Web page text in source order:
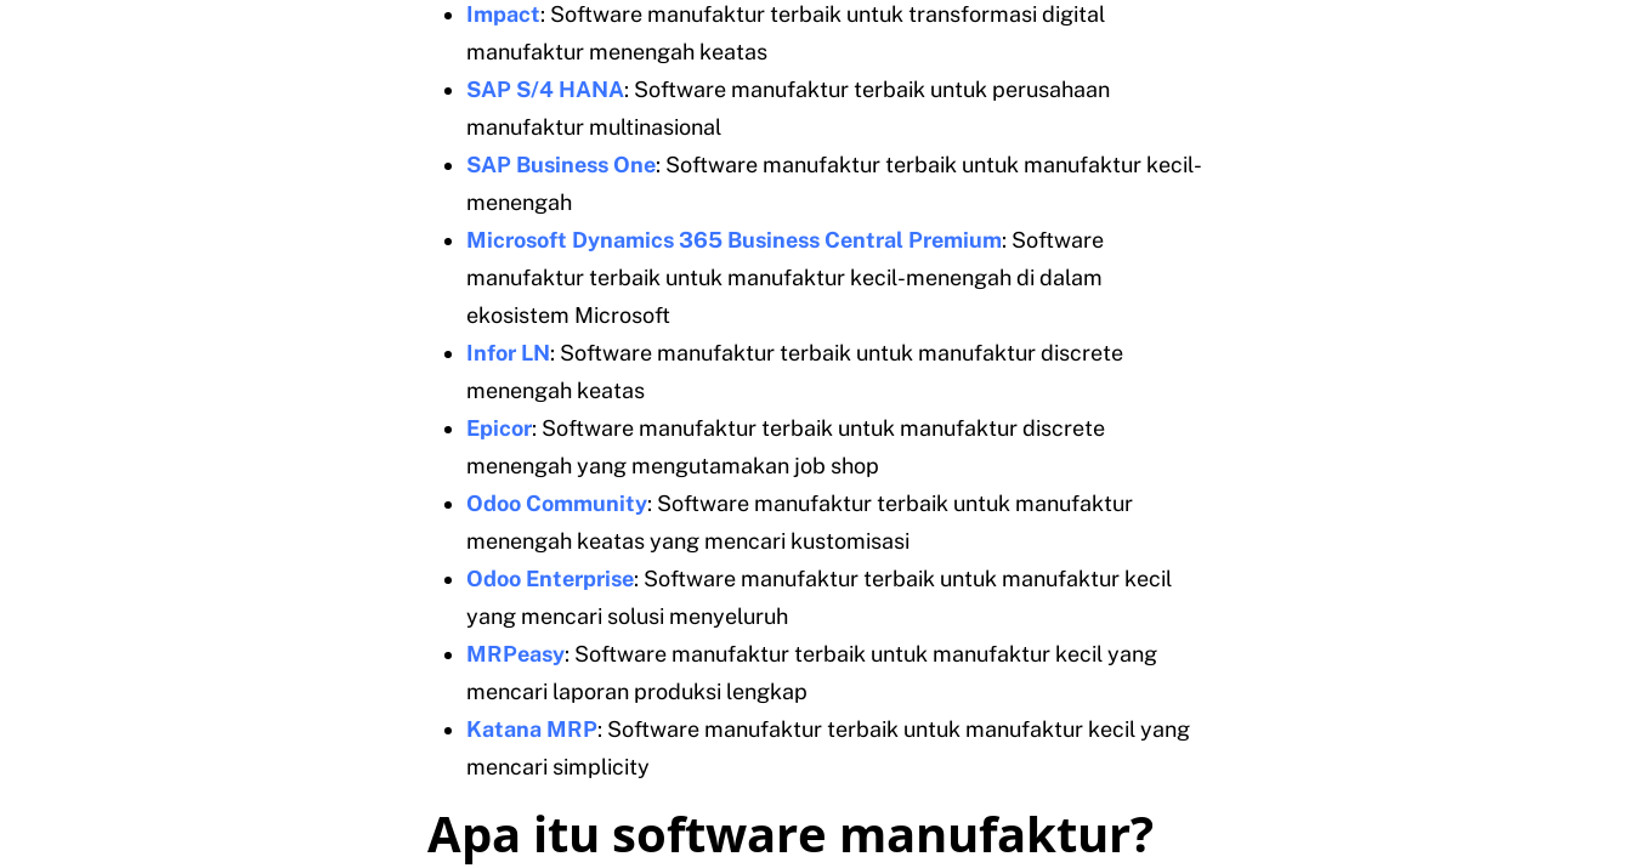
Impact: Software manufaktur terbaik untuk transformasi digital
manufaktur menengah keatas
SAP S/4 HANA: Software manufaktur terbaik untuk perusahaan
manufaktur multinasional
SAP Business One: Software manufaktur terbaik untuk manufaktur kecil-
menengah
Microsoft Dynamics 365 Business Central Premium: Software
manufaktur terbaik untuk manufaktur kecil-menengah di dalam
ekosistem Microsoft
Infor LN: Software manufaktur terbaik untuk manufaktur discrete
menengah keatas
Epicor: Software manufaktur terbaik untuk manufaktur discrete
menengah yang mengutamakan job shop
Odoo Community: Software manufaktur terbaik untuk manufaktur
menengah keatas yang mencari kustomisasi
Odoo Enterprise: Software manufaktur terbaik untuk manufaktur kecil
yang mencari solusi menyeluruh
MRPeasy: Software manufaktur terbaik untuk manufaktur kecil yang
mencari laporan produksi lengkap
Katana MRP: Software manufaktur terbaik untuk manufaktur kecil yang
mencari simplicity
Apa itu software manufaktur?